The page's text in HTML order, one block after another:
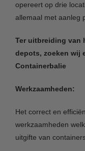
opereert op drie
allemaal met aanleg
Ter uitbreiding van
depots, zoeken wij
Containerbalie
Werkzaamheden:
Het correct en
werkzaamheden
uitgifte van